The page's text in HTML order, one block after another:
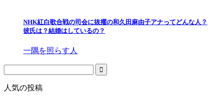
NHK紅白歌合戦の司会に抜擢の和久田麻由子アナってどんな人？
彼氏は？結婚はしているの？
一隅を照らす人
人気の投稿